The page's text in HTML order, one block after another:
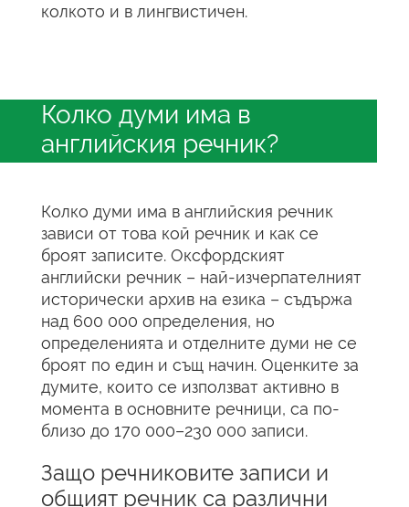
колкото и в лингвистичен.
Колко думи има в
английския речник?
Колко думи има в английския речник
зависи от това кой речник и как се
броят записите. Оксфордският
английски речник – най-изчерпателният
исторически архив на езика – съдържа
над 600 000 определения, но
определенията и отделните думи не се
броят по един и същ начин. Оценките за
думите, които се използват активно в
момента в основните речници, са по-
близо до 170 000–230 000 записи.
Защо речниковите записи и
общият речник са различни